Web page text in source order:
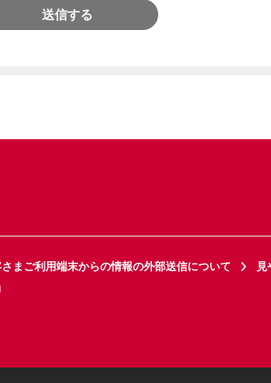
送信する
さまご利用端末からの情報の外部送信について
見